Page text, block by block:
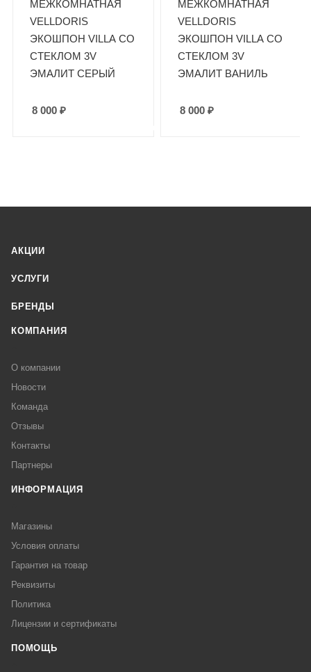
МЕЖКОМНАТНАЯ
VELLDORIS
ЭКОШПОН VILLA СО
СТЕКЛОМ 3V
ЭМАЛИТ СЕРЫЙ
8 000 ₽
МЕЖКОМНАТНАЯ
VELLDORIS
ЭКОШПОН VILLA СО
СТЕКЛОМ 3V
ЭМАЛИТ ВАНИЛЬ
8 000 ₽
АКЦИИ
УСЛУГИ
БРЕНДЫ
КОМПАНИЯ
О компании
Новости
Команда
Отзывы
Контакты
Партнеры
ИНФОРМАЦИЯ
Магазины
Условия оплаты
Гарантия на товар
Реквизиты
Политика
Лицензии и сертификаты
ПОМОЩЬ